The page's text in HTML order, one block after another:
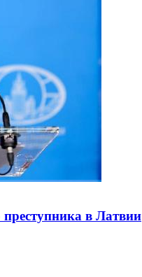
преступника в Латвии